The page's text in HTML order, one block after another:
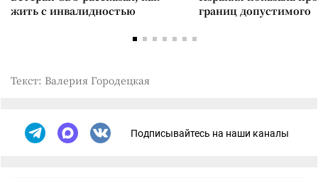
жить с инвалидностью
границ допустимого
Текст: Валерия Городецкая
Подписывайтесь на наши каналы